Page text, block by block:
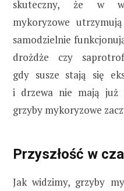
skuteczny, że w
mykoryzowe
samodzielnie
drożdże czy
gdy susze stają się
i drzewa nie mają już
grzyby mykoryzowe
Przyszłość w
Jak widzimy, grzyby